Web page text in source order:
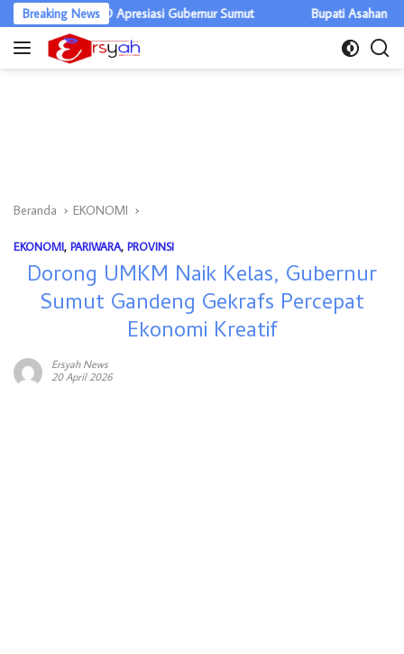
Langsung
ke
Breaking News
DPRD Apresiasi Gubernur Sumut Bupati Asahan Warning
Beranda EKONOMI
EKONOMI, PARIWARA, PROVINSI
Dorong UMKM Naik Kelas, Gubernur
Sumut Gandeng Gekrafs Percepat
Ekonomi Kreatif
Ersyah News
20 April 2026